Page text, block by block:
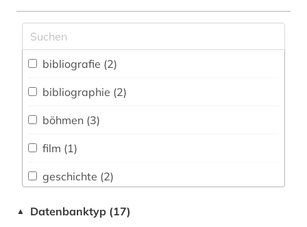
Anglistik. Amerikanistik (0)
(0)
bibliografie (2)
bibliographie (2)
böhmen (3)
film (1)
geschichte (2)
▲ Datenbanktyp (17)